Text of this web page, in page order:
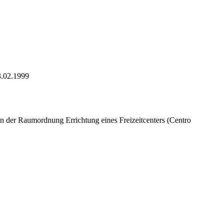
Raumordnung Errichtung eines Freizeitcenters (Centro